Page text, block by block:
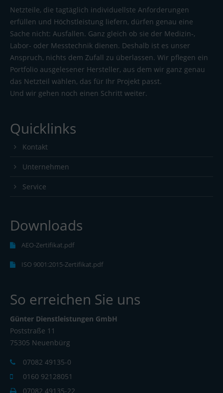
Netzteile, die tagtäglich individuellste Anforderungen
erfüllen und Höchstleistung liefern, dürfen genau eine
Sache nicht: Ausfallen. Ganz gleich ob sie der Medizin-,
Labor- oder Messtechnik dienen. Deshalb ist es unser
Anspruch, nichts dem Zufall zu überlassen. Wir pflegen ein
Portfolio ausgelesener Hersteller, aus dem wir ganz genau
das Netzteil wählen, das für Ihr Projekt passt.
Und wir gehen noch einen Schritt weiter.
Quicklinks
Kontakt
Unternehmen
Service
Downloads
AEO-Zertifikat.pdf
ISO 9001:2015-Zertifikat.pdf
So erreichen Sie uns
Günter Dienstleistungen GmbH
Poststraße 11
75305 Neuenbürg
07082 49135-0
0160 92128051
07082 49135-22